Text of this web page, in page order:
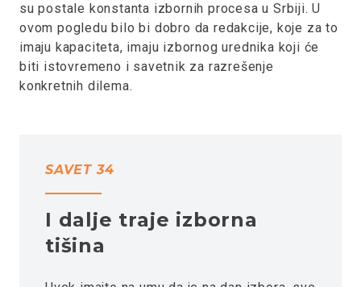
su postale konstanta izbornih procesa u Srbiji. U
ovom pogledu bilo bi dobro da redakcije, koje za to
imaju kapaciteta, imaju izbornog urednika koji će
biti istovremeno i savetnik za razrešenje
konkretnih dilema.
SAVET 34
I dalje traje izborna
tišina